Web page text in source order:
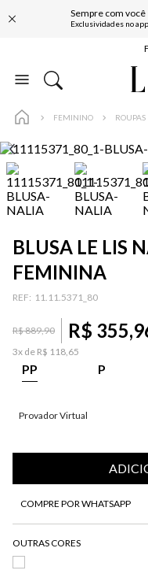
Sempre com você
Exclusividades no app
FEMININO ROUPAS
BLUSA LE LIS
FEMININA
: 11.11.5371_80
R$889,90 R$ 355,
3x de R$ 118,65
PP P
Provador Virtual
COMPRE POR WHATSAPP